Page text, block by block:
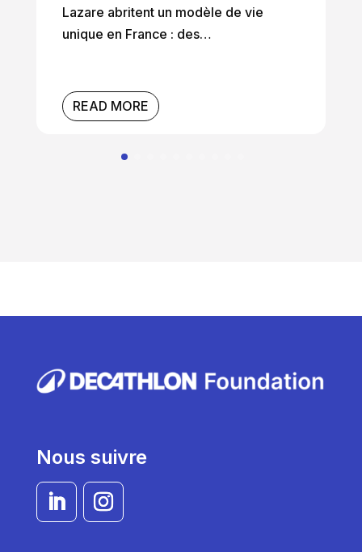
Lazare abritent un modèle de vie
unique en France : des…
READ MORE
Nous suivre